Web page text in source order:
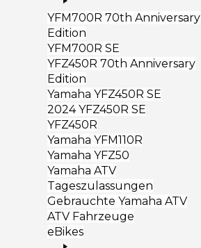
YFM700R 70th Anniversary
Edition
YFM700R SE
YFZ450R 70th Anniversary
Edition
Yamaha YFZ450R SE
2024 YFZ450R SE
YFZ450R
Yamaha YFM110R
Yamaha YFZ50
Yamaha ATV
Tageszulassungen
Gebrauchte Yamaha ATV
ATV Fahrzeuge
eBikes